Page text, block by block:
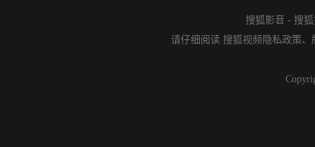
搜狐影音 - 搜
请仔细阅读 搜狐视频隐私政策、